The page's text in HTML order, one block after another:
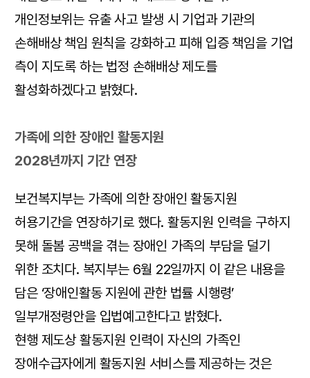
개인정보위는 유출 사고 발생 시 기업과 기관의
손해배상 책임 원칙을 강화하고 피해 입증 책임을 기업
측이 지도록 하는 법정 손해배상 제도를
활성화하겠다고 밝혔다.
가족에 의한 장애인 활동지원
2028년까지 기간 연장
보건복지부는 가족에 의한 장애인 활동지원
허용기간을 연장하기로 했다. 활동지원 인력을 구하지
못해 돌봄 공백을 겪는 장애인 가족의 부담을 덜기
위한 조치다. 복지부는 6월 22일까지 이 같은 내용을
담은 ‘장애인활동 지원에 관한 법률 시행령’
일부개정령안을 입법예고한다고 밝혔다.
현행 제도상 활동지원 인력이 자신의 가족인
장애수급자에게 활동지원 서비스를 제공하는 것은